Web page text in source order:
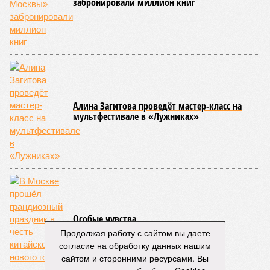
Алина Загитова проведёт мастер-класс на
мультфестивале в «Лужниках»
Особые чувства
Продолжая работу с сайтом вы даете
согласие на обработку данных нашим
сайтом и сторонними ресурсами. Вы